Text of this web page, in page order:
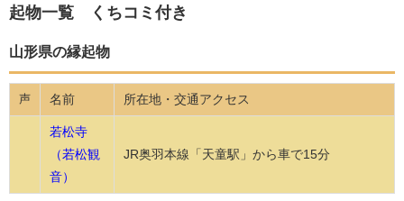
起物一覧 くちコミ付き
山形県の縁起物
声 名前 所在地・交通アクセス
若松寺
（若松観
音）
JR奥羽本線「天童駅」から車で15分